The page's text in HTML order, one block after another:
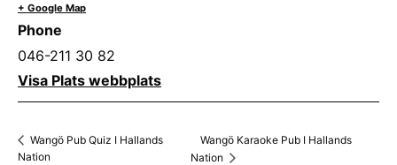
+ Google Map
Phone
046-211 30 82
Visa Plats webbplats
Wangö Pub Quiz I Hallands
Nation
Wangö Karaoke Pub I Hallands
Nation